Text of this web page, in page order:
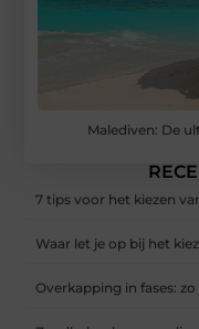
Malediven: De
7 tips voor het kiezen
Waar let je op bij het
Overkapping in fases: